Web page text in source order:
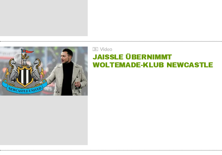
JAISSLE ÜBERNIMMT
WOLTEMADE-KLUB NEWCASTLE